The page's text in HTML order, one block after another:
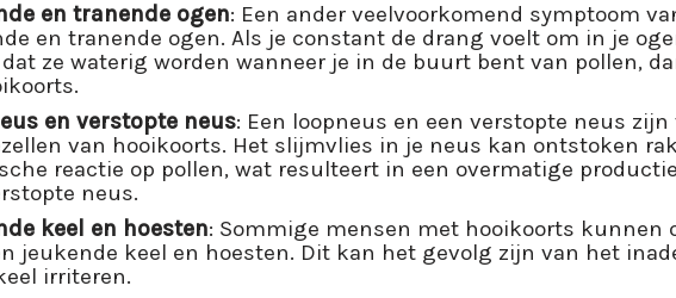
en tranende ogen: Een ander veelvoorkomend symptoom
en tranende ogen. Als je constant de drang voelt om in je
ze waterig worden wanneer je in de buurt bent van pollen,
en verstopte neus: Een loopneus en een verstopte neus
van hooikoorts. Het slijmvlies in je neus kan ontstoken
reactie op pollen, wat resulteert in een overmatige
neus.
keel en hoesten: Sommige mensen met hooikoorts kunnen
jeukende keel en hoesten. Dit kan het gevolg zijn van het
irriteren.